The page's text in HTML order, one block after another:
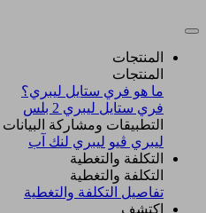
المنتجات
المنتجات
ما هو فري ستايل ليبري؟
فري ستايل ليبري 2 بلس​
التطبيقات ومشاركة البيانات
ليبري ڤيو ليبري لنك آب
التكلفة والتغطية
التكلفة والتغطية
تفاصيل التكلفة والتغطية
اكتشف​